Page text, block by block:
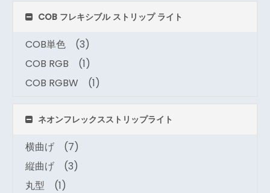
COB フレキシブル ストリップ ライト
COB単色
(3)
COB RGB
(1)
COB RGBW
(1)
ネオンフレックスストリップライト
横曲げ
(7)
縦曲げ
(3)
丸型
(1)